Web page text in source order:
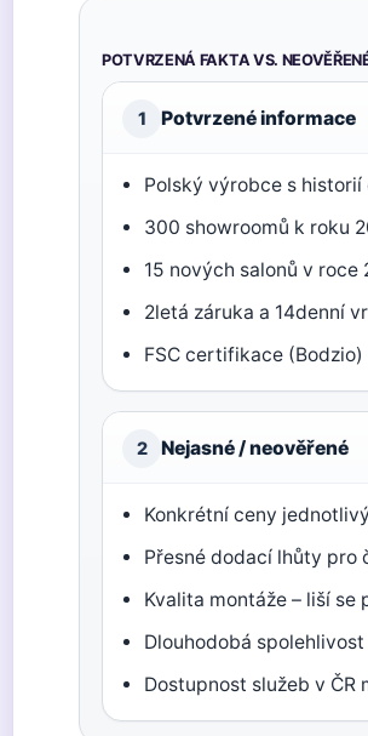
POTVRZENÁ FAKTA VS.
1 Potvrzené informace
Polský výrobce s historií
300 showroomů k roku
15 nových salonů v roce
2letá záruka a 14denní
FSC certifikace (Bodzio)
2 Nejasné / neověřené
Konkrétní ceny
Přesné dodací lhůty pro
Kvalita montáže – liší se
Dlouhodobá
Dostupnost služeb v ČR